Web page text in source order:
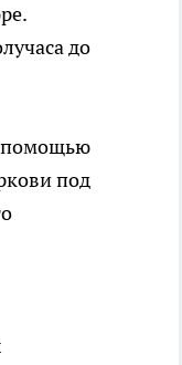
до
помощью
под